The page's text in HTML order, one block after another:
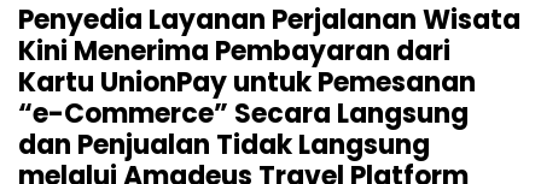
Penyedia Layanan Perjalanan Wisata
Kini Menerima Pembayaran dari
Kartu UnionPay untuk Pemesanan
“e-Commerce” Secara Langsung
dan Penjualan Tidak Langsung